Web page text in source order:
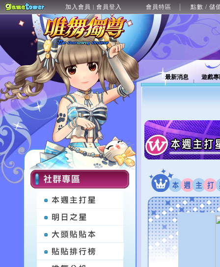
加入會員 | 會員登入 會員特區 點數 / 儲
最新消息 遊戲